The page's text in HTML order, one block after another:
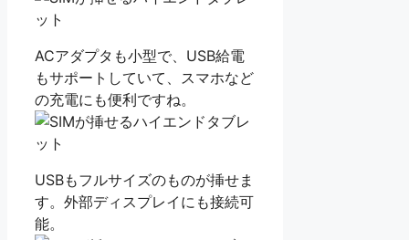
ACアダプタも小型で、USB給電
もサポートしていて、スマホなど
の充電にも便利ですね。
USBもフルサイズのものが挿せま
す。外部ディスプレイにも接続可
能。